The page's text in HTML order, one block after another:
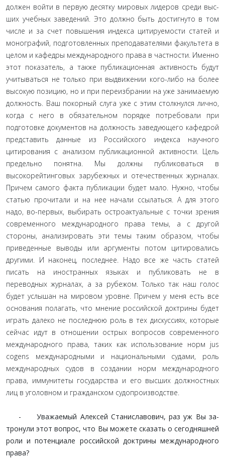
должен войти в первую десятку мировых лидеров среди выс­
ших учебных заведений. Это должно быть достигнуто в том
числе и за счет повышения индекса цитируемости статей и
монографий, подготовленных преподавателями факультета в
целом и кафедры международного права в частности. Имен­но
этот показатель, а также публикационная активность будут
учитываться не только при выдвижении кого-либо на более
высокую позицию, но и при переизбрании на уже занимае­мую
должность. Ваш покорный слуга уже с этим столкнулся лично,
когда с него в обязательном порядке потребовали при
подготовке документов на должность заведующего кафедрой
представить данные из Российского индекса научного
цитиро­вания с анализом публикационной активности. Цель
предель­но понятна. Мы должны публиковаться в
высокорейтинговых зарубежных и отечественных журналах.
Причем самого факта публикации будет мало. Нужно, чтобы
статью прочитали и на нее начали ссылаться. А для этого
надо, во-первых, выбирать остроактуальные с точки зрения
современного международ­ного права темы, а с другой
стороны, анализировать эти темы таким образом, чтобы
приведенные выводы или аргументы потом цитировались
другими. И наконец, последнее. Надо все же часть статей
писать на иностранных языках и публиковать не в
переводных журналах, а за рубежом. Только так наш го­лос
будет услышан на мировом уровне. Причем у меня есть все
основания полагать, что мнение российской доктрины будет
играть далеко не последнюю роль в тех дискуссиях, которые
сейчас идут в отношении острых вопросов современного
меж­дународного права, таких как использование норм jus
cogens международными и национальными судами, роль
междуна­родных судов в создании норм международного
права, имму­нитеты государства и его высших должностных
лиц в уголов­ном и гражданском судопроизводстве.
- Уважаемый Алексей Станиславович, раз уж Вы за­
тронули этот вопрос, что Вы можете сказать о сегодняш­ней
роли и потенциале российской доктрины междуна­родного
права?